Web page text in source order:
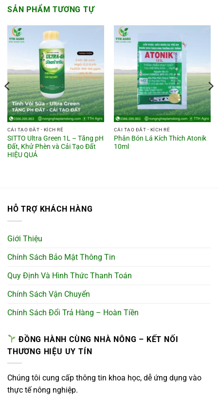
SẢN PHẨM TƯƠNG TỰ
CẢI TẠO ĐẤT - KÍCH RỄ
SITTO Ultra Green 1L – Tăng pH
Đất, Khử Phèn và Cải Tạo Đất
HIỆU QUẢ
CẢI TẠO ĐẤT - KÍCH RỄ
Phân Bón Lá Kích Thích Atonik
10ml
HỖ TRỢ KHÁCH HÀNG
Giới Thiệu
Chính Sách Bảo Mật Thông Tin
Quy Định Và Hình Thức Thanh Toán
Chính Sách Vận Chuyển
Chính Sách Đổi Trả Hàng – Hoàn Tiền
ĐỒNG HÀNH CÙNG NHÀ NÔNG – KẾT NỐI
THƯƠNG HIỆU UY TÍN
Chúng tôi cung cấp thông tin khoa học, dễ ứng dụng vào
thực tế nông nghiệp.